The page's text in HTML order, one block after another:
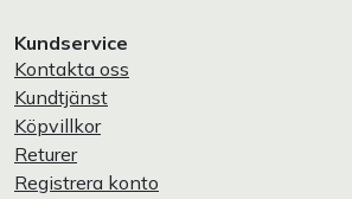
Kundservice
Kontakta oss
Kundtjänst
Köpvillkor
Returer
Registrera konto